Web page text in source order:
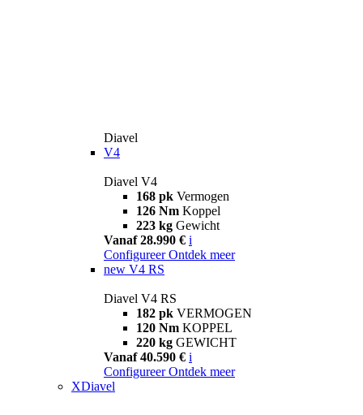
Diavel
V4
Diavel V4
168 pk Vermogen
126 Nm Koppel
223 kg Gewicht
Vanaf 28.990 € i
Configureer Ontdek meer
new V4 RS
Diavel V4 RS
182 pk VERMOGEN
120 Nm KOPPEL
220 kg GEWICHT
Vanaf 40.590 € i
Configureer Ontdek meer
XDiavel